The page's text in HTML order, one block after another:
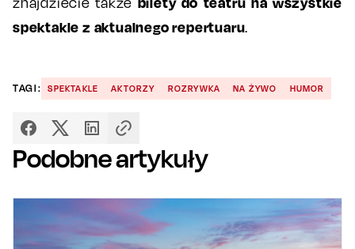
spektakle z aktualnego repertuaru.
TAGI: SPEKTAKLE AKTORZY ROZRYWKA NA ŻYWO HUMOR
Podobne artykuły